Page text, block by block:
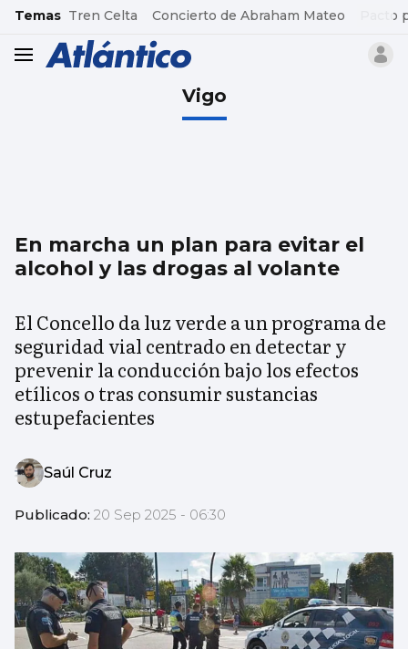
common.go-to-content
Temas Tren Celta Concierto de Abraham Mateo Pacto
header.menu.open
Vigo
En marcha un plan para evitar el
alcohol y las drogas al volante
El Concello da luz verde a un programa de
seguridad vial centrado en detectar y
prevenir la conducción bajo los efectos
etílicos o tras consumir sustancias
estupefacientes
Saúl Cruz
Publicado: 20 Sep 2025 - 06:30